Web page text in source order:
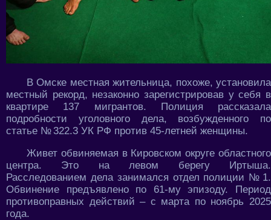
В Омске местная жительница, похоже, установила
местный рекорд, незаконно зарегистрировав у себя в
квартире 137 мигрантов. Полиция рассказала
подробности уголовного дела, возбужденного по
статье № 322.3 УК РФ против 45-летней женщины.
Живет обвиняемая в Кировском округе областного
центра. Это на левом берегу Иртыша.
Расследованием дела занимался отдел полиции № 1.
Обвинение предъявлено по 61-му эпизоду. Период
противоправных действий – с марта по ноябрь 2025
года.